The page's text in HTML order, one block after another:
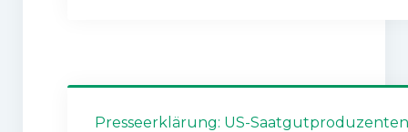
Presseerklärung: US-